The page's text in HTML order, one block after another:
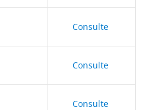
Consulte
Consulte
Consulte